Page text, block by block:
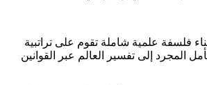
علمية شاملة تقوم على تراتبية
المجرد إلى تفسير العالم عبر القوانين